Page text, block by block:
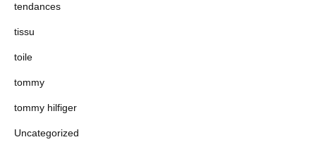
tendances
tissu
toile
tommy
tommy hilfiger
Uncategorized